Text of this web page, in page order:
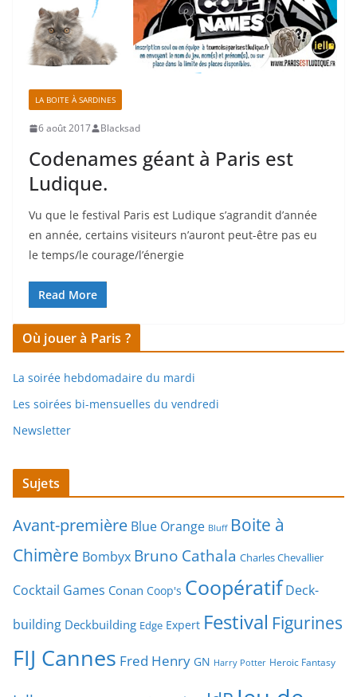
LA BOITE À SARDINES
6 août 2017 Blacksad
Codenames géant à Paris est
Ludique.
Vu que le festival Paris est Ludique s’agrandit d’année
en année, certains visiteurs n’auront peut-être pas eu
le temps/le courage/l’énergie
Read More
Où jouer à Paris ?
La soirée hebdomadaire du mardi
Les soirées bi-mensuelles du vendredi
Newsletter
Sujets
Avant-première Blue Orange Bluff Boite à
Chimère Bombyx Bruno Cathala Charles Chevallier
Cocktail Games Conan Coop's Coopératif Deck-
building Deckbuilding Edge Expert Festival Figurines
FIJ Cannes Fred Henry GN Harry Potter Heroic Fantasy